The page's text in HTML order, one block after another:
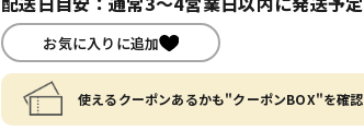
お気に入りに追加
使えるクーポンあるかも"クーポンBOX"を確認